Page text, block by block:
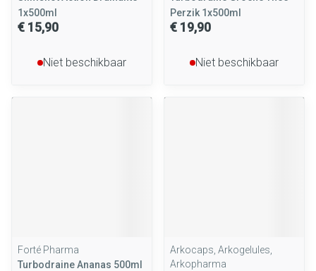
1x500ml
€ 15,90
Niet beschikbaar
Perzik 1x500ml
€ 19,90
Niet beschikbaar
Forté Pharma
Turbodraine Ananas 500ml
Arkocaps, Arkogelules,
Arkopharma